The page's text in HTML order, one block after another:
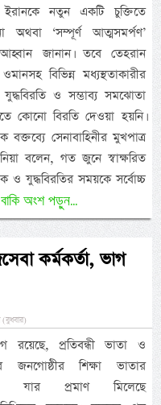
ইরানকে নতুন একটি চুক্তিতে
অথবা ‘সম্পূর্ণ আত্মসমর্পণ’
জানান। তবে তেহরান
বিভিন্ন মধ্যস্থতাকারীর
যুদ্ধবিরতি ও সম্ভাব্য সমঝোতা
কোনো বিরতি দেওয়া হয়নি।
বক্তব্যে সেনাবাহিনীর মুখপাত্র
বলেন, গত জুনে স্বাক্ষরিত
ও যুদ্ধবিরতির সময়কে সর্বোচ্চ
বাকি অংশ পড়ুন...
কর্মকর্তা, ভাগ
রয়েছে, প্রতিবন্ধী ভাতা ও
জনগোষ্ঠীর শিক্ষা ভাতার
যার প্রমাণ মিলেছে